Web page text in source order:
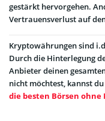
gestärkt hervorgehen.
Vertrauensverlust auf
Kryptowährungen sind
Durch die Hinterlegung
Anbieter deinen
nicht möchtest, kannst du
die besten Börsen ohne